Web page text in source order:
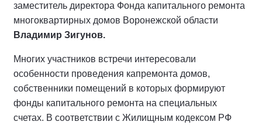
заместитель директора Фонда капитального ремонта
многоквартирных домов Воронежской области
Владимир Зигунов.
Многих участников встречи интересовали
особенности проведения капремонта домов,
собственники помещений в которых формируют
фонды капитального ремонта на специальных
счетах. В соответствии с Жилищным кодексом РФ